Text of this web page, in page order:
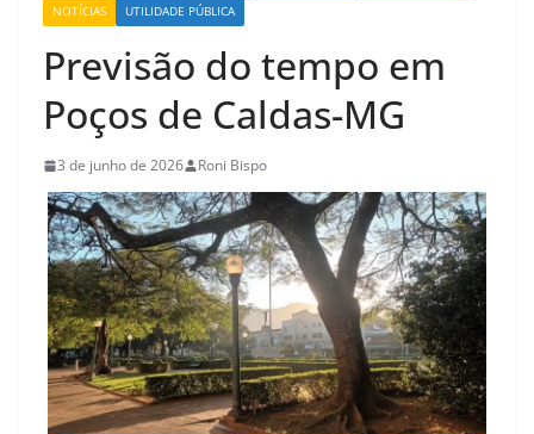
NOTÍCIAS
UTILIDADE PÚBLICA
Previsão do tempo em
Poços de Caldas-MG
3 de junho de 2026 Roni Bispo